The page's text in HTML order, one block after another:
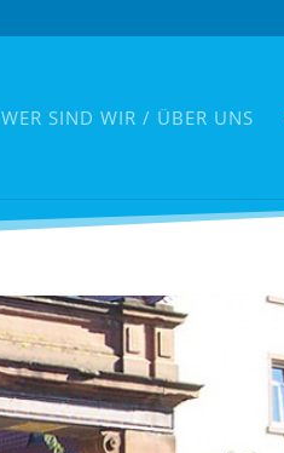
WER SIND WIR / ÜBER UNS